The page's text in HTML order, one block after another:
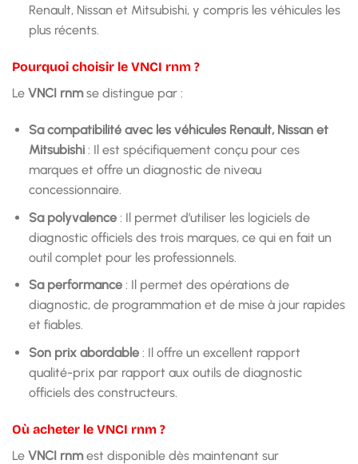
Renault, Nissan et Mitsubishi, y compris les véhicules les
plus récents.
Pourquoi choisir le VNCI rnm ?
Le VNCI rnmse distingue par :
Sa compatibilité avec les véhicules Renault, Nissan et
Mitsubishi: Il est spécifiquement conçu pour ces
marques et offre un diagnostic de niveau
concessionnaire.
Sa polyvalence: Il permet d’utiliser les logiciels de
diagnostic officiels des trois marques, ce qui en fait un
outil complet pour les professionnels.
Sa performance: Il permet des opérations de
diagnostic, de programmation et de mise à jour rapides
et fiables.
Son prix abordable: Il offre un excellent rapport
qualité-prix par rapport aux outils de diagnostic
officiels des constructeurs.
Où acheter le VNCI rnm ?
Le VNCI rnmest disponible dès maintenant sur